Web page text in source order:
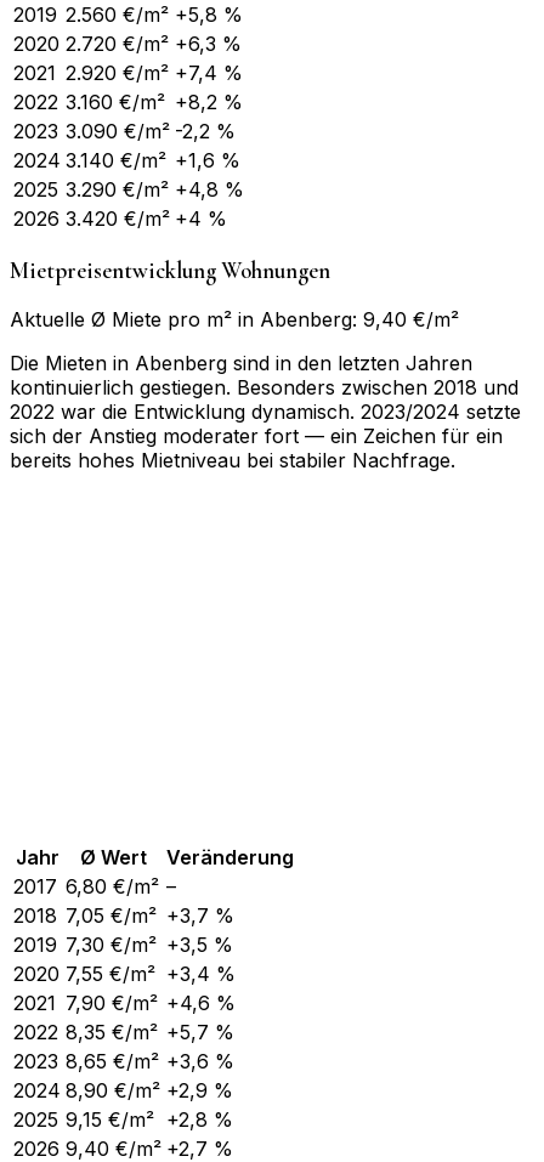
2019 2.560 €/m² +5,8 %
2020 2.720 €/m² +6,3 %
2021 2.920 €/m² +7,4 %
2022 3.160 €/m² +8,2 %
2023 3.090 €/m² -2,2 %
2024 3.140 €/m² +1,6 %
2025 3.290 €/m² +4,8 %
2026 3.420 €/m² +4 %
Mietpreisentwicklung Wohnungen
Aktuelle Ø Miete pro m² in Abenberg: 9,40 €/m²
Die Mieten in Abenberg sind in den letzten Jahren
kontinuierlich gestiegen. Besonders zwischen 2018 und
2022 war die Entwicklung dynamisch. 2023/2024 setzte
sich der Anstieg moderater fort — ein Zeichen für ein
bereits hohes Mietniveau bei stabiler Nachfrage.
Jahr Ø Wert
Veränderung
2017 6,80 €/m² –
2018 7,05 €/m² +3,7 %
2019 7,30 €/m² +3,5 %
2020 7,55 €/m² +3,4 %
2021 7,90 €/m² +4,6 %
2022 8,35 €/m² +5,7 %
2023 8,65 €/m² +3,6 %
2024 8,90 €/m² +2,9 %
2025 9,15 €/m² +2,8 %
2026 9,40 €/m² +2,7 %